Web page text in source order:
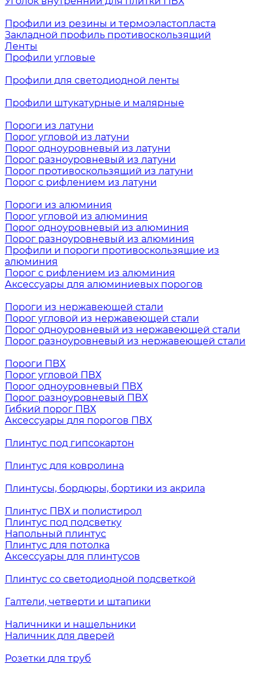
Профили из резины и термоэластопласта
Закладной профиль противоскользящий
Ленты
Профили угловые
Профили для светодиодной ленты
Профили штукатурные и малярные
Пороги из латуни
Порог угловой из латуни
Порог одноуровневый из латуни
Порог разноуровневый из латуни
Порог противоскользящий из латуни
Порог с рифлением из латуни
Пороги из алюминия
Порог угловой из алюминия
Порог одноуровневый из алюминия
Порог разноуровневый из алюминия
Профили и пороги противоскользящие из
алюминия
Порог с рифлением из алюминия
Аксессуары для алюминиевых порогов
Пороги из нержавеющей стали
Порог угловой из нержавеющей стали
Порог одноуровневый из нержавеющей стали
Порог разноуровневый из нержавеющей стали
Пороги ПВХ
Порог угловой ПВХ
Порог одноуровневый ПВХ
Порог разноуровневый ПВХ
Гибкий порог ПВХ
Аксессуары для порогов ПВХ
Плинтус под гипсокартон
Плинтус для ковролина
Плинтусы, бордюры, бортики из акрила
Плинтус ПВХ и полистирол
Плинтус под подсветку
Напольный плинтус
Плинтус для потолка
Аксессуары для плинтусов
Плинтус со светодиодной подсветкой
Галтели, четверти и штапики
Наличники и нащельники
Наличник для дверей
Розетки для труб